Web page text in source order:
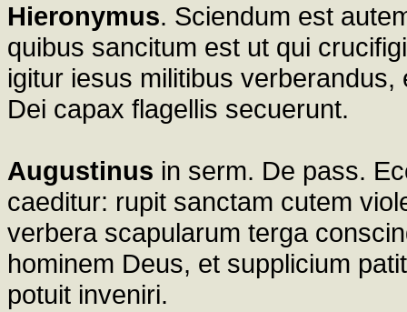
Hieronymus. Sciendum est
quibus sancitum est ut qui
igitur iesus militibus
Dei capax flagellis secuerunt.
Augustinus in serm. De pass.
caeditur: rupit sanctam cutem
verbera scapularum terga
hominem Deus, et supplicium
potuit inveniri.